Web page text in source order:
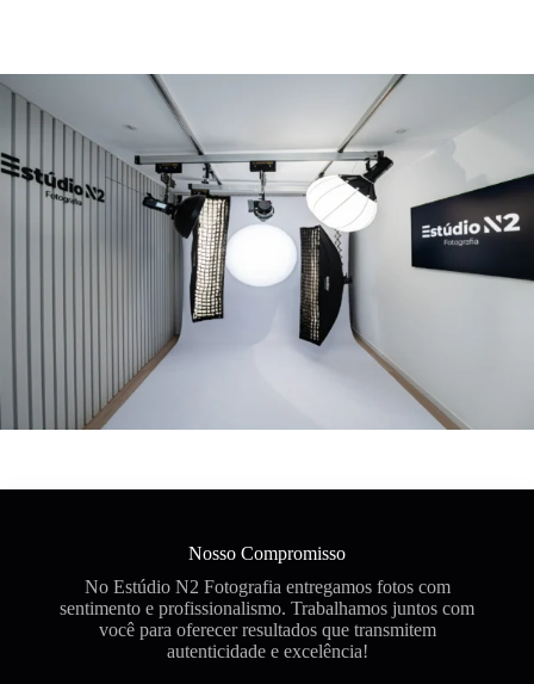
Nosso Compromisso
No Estúdio N2 Fotografia entregamos fotos com
sentimento e profissionalismo. Trabalhamos juntos com
você para oferecer resultados que transmitem
autenticidade e excelência!